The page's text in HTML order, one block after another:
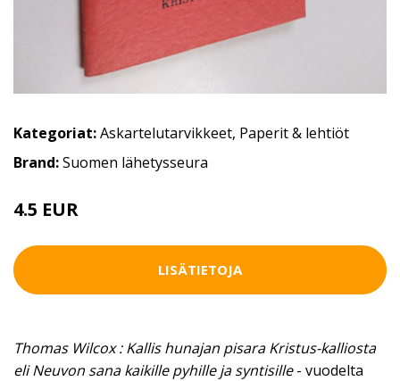
Kategoriat:Askartelutarvikkeet, Paperit & lehtiöt
Brand:Suomen lähetysseura
4.5 EUR
LISÄTIETOJA
Thomas Wilcox : Kallis hunajan pisara Kristus-kalliosta
eli Neuvon sana kaikille pyhille ja syntisille- vuodelta